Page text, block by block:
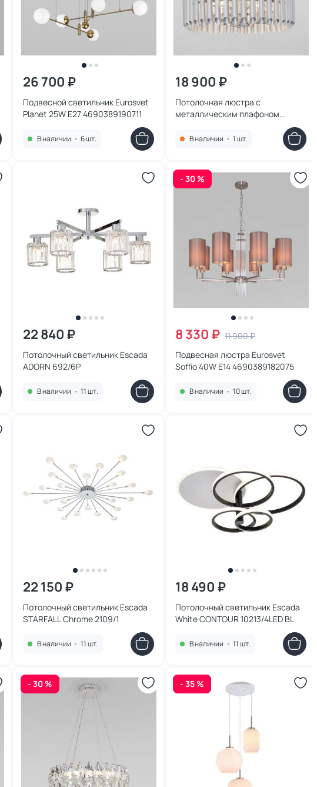
26 700 ₽
Подвесной светильник Eurosvet
Planet 25W E27 4690389190711
В наличии • 6 шт.
18 900 ₽
Потолочная люстра с
металлическим плафоном
2900К (теплый) 60W
В наличии • 1 шт.
22 840 ₽
Потолочный светильник Escada
ADORN 692/6P
В наличии • 11 шт.
- 30 %
8 330 ₽ 11 900 ₽
Подвесная люстра Eurosvet
Soffio 40W E14 4690389182075
В наличии • 10 шт.
22 150 ₽
Потолочный светильник Escada
STARFALL Chrome 2109/1
В наличии • 11 шт.
18 490 ₽
Потолочный светильник Escada
White CONTOUR 10213/4LED BL
В наличии • 11 шт.
- 30 % - 35 %